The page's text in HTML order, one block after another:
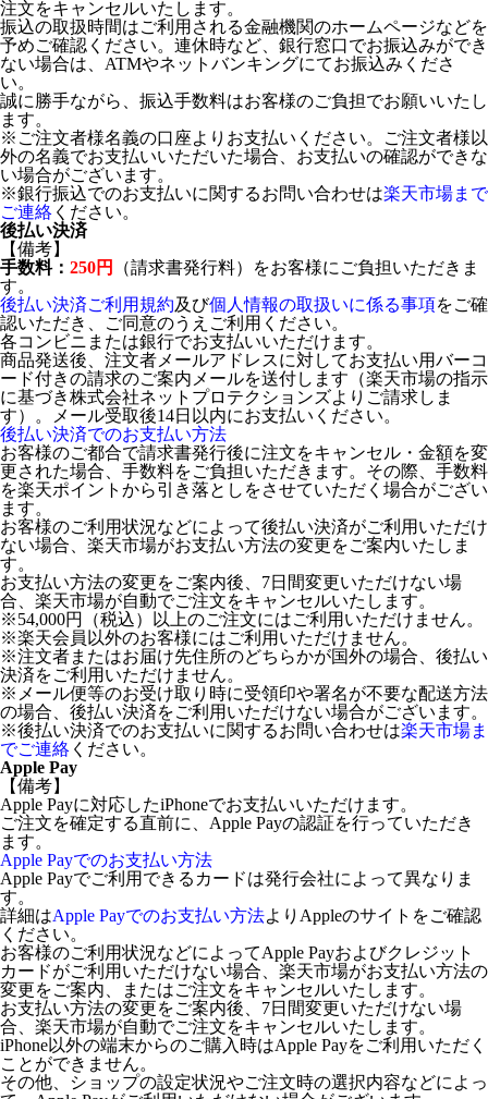
注文をキャンセルいたします。
振込の取扱時間はご利用される金融機関のホームページなどを
予めご確認ください。連休時など、銀行窓口でお振込みができ
ない場合は、ATMやネットバンキングにてお振込みくださ
い。
誠に勝手ながら、振込手数料はお客様のご負担でお願いいたし
ます。
※ご注文者様名義の口座よりお支払いください。ご注文者様以
外の名義でお支払いいただいた場合、お支払いの確認ができな
い場合がございます。
※銀行振込でのお支払いに関するお問い合わせは楽天市場まで
ご連絡 ください。
後払い決済
【備考】
手数料： 250円
（請求書発行料）をお客様にご負担いただきま
す。
後払い決済ご利用規約及び個人情報の取扱いに係る事項をご確
認いただき、ご同意のうえご利用ください。
各コンビニまたは銀行でお支払いいただけます。
商品発送後、注文者メールアドレスに対してお支払い用バーコ
ード付きの請求のご案内メールを送付します（楽天市場の指示
に基づき株式会社ネットプロテクションズよりご請求しま
す）。メール受取後14日以内にお支払いください。
後払い決済でのお支払い方法
お客様のご都合で請求書発行後に注文をキャンセル・金額を変
更された場合、手数料をご負担いただきます。その際、手数料
を楽天ポイントから引き落としをさせていただく場合がござい
ます。
お客様のご利用状況などによって後払い決済がご利用いただけ
ない場合、楽天市場がお支払い方法の変更をご案内いたしま
す。
お支払い方法の変更をご案内後、7日間変更いただけない場
合、楽天市場が自動でご注文をキャンセルいたします。
※54,000円（税込）以上のご注文にはご利用いただけません。
※楽天会員以外のお客様にはご利用いただけません。
※注文者またはお届け先住所のどちらかが国外の場合、後払い
決済をご利用いただけません。
※メール便等のお受け取り時に受領印や署名が不要な配送方法
の場合、後払い決済をご利用いただけない場合がございます。
※後払い決済でのお支払いに関するお問い合わせは楽天市場ま
でご連絡 ください。
Apple Pay
【備考】
Apple Payに対応したiPhoneでお支払いいただけます。
ご注文を確定する直前に、Apple Payの認証を行っていただき
ます。
Apple Payでのお支払い方法
Apple Payでご利用できるカードは発行会社によって異なりま
す。
詳細はApple Payでのお支払い方法よりAppleのサイトをご確認
ください。
お客様のご利用状況などによってApple Payおよびクレジット
カードがご利用いただけない場合、楽天市場がお支払い方法の
変更をご案内、またはご注文をキャンセルいたします。
お支払い方法の変更をご案内後、7日間変更いただけない場
合、楽天市場が自動でご注文をキャンセルいたします。
iPhone以外の端末からのご購入時はApple Payをご利用いただく
ことができません。
その他、ショップの設定状況やご注文時の選択内容などによっ